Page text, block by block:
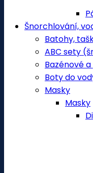
Šnorchlování,
Batohy,
ABC sety
Bazénové
Boty do
Masky
Masky